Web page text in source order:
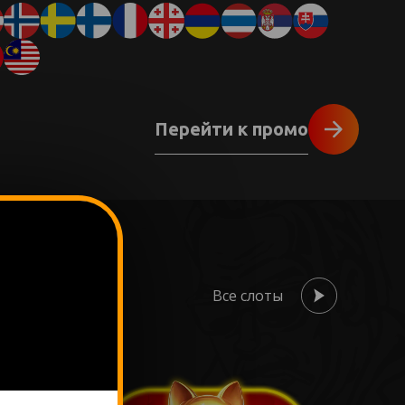
Перейти к промо
Все слоты